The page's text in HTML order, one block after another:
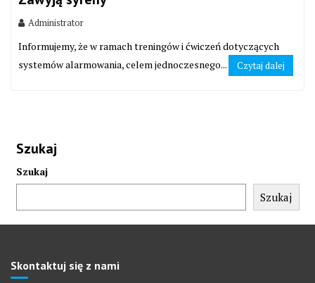
Administrator
Informujemy, że w ramach treningów i ćwiczeń dotyczących
systemów alarmowania, celem jednoczesnego...
Czytaj dalej
Szukaj
Szukaj
Szukaj
Skontaktuj się z nami